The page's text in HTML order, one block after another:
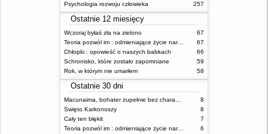
Psychologia rozwoju człowieka
257
Ostatnie 12 miesięcy
Wczoraj byłaś zła na zielono
67
Teoria pozwól im : odmieniające życie narzędzie, o którym mówią miliony ludzi
67
Chłopki : opowieść o naszych babkach
66
Schronisko, które zostało zapomniane
59
Rok, w którym nie umarłem
58
Ostatnie 30 dni
Macunaima, bohater zupełnie bez charakteru
8
Święto Karkonoszy
8
Cały ten błękit
7
Teoria pozwól im : odmieniające życie narzędzie, o którym mówią miliony ludzi
6